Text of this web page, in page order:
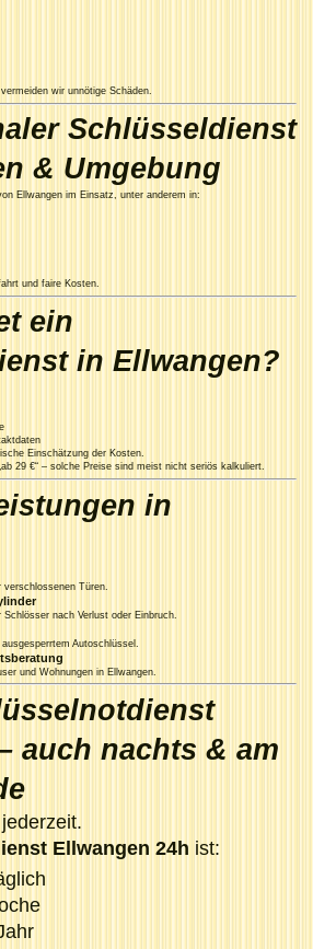
wir unnötige Schäden.
Schlüsseldienst
& Umgebung
Ellwangen im Einsatz, unter anderem in:
und faire Kosten.
ein
in Ellwangen?
Einschätzung der Kosten.
29 €“ – solche Preise sind meist nicht seriös kalkuliert.
in
Türen.
nach Verlust oder Einbruch.
Autoschlüssel.
und Wohnungen in Ellwangen.
auch nachts & am
Ellwangen 24h ist: